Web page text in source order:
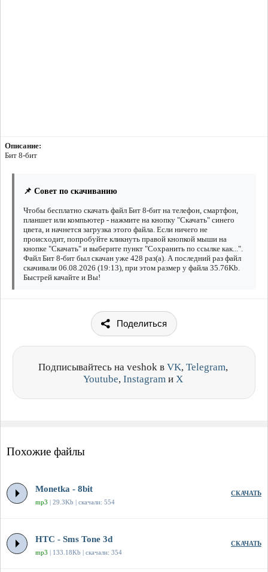
Описание:
Бит 8-бит
📌 Совет по скачиванию
Чтобы бесплатно скачать файл Бит 8-бит на телефон, смартфон,
планшет или компьютер - нажмите на кнопку "Скачать" синего
цвета, и начнется загрузка этого файла. Если ничего не
происходит, попробуйте кликнуть правой кнопкой мыши на
кнопке "Скачать" и выберите пункт "Сохранить по ссылке как...".
Файл Бит 8-бит был скачан уже 428 раз(а). А последний раз файл
скачивали 06.08.2026 (19:13), при этом размер у файла 35.76Kb.
Быстрей качайте и Вы!
Поделиться
Подписывайтесь на veshok в VK, Telegram,
Youtube, Instagram и X
Похожие файлы
Monetka - 8bit
mp3 | 29.3Kb | скачали: 554
СКАЧАТЬ
HTC - Sms Tone 3d
mp3 | 133.18Kb | скачали: 354
СКАЧАТЬ